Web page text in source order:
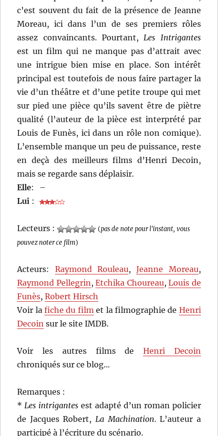
c’est souvent du fait de la présence de Jeanne
Moreau, ici dans l’un de ses premiers rôles
assez convaincants. Pourtant,Les Intrigantes
est un film qui ne manque pas d’attrait avec
une intrigue bien mise en place. Son intérêt
principal est toutefois de nous faire partager la
vie d’un théâtre et d’une petite troupe qui met
sur pied une pièce qu’ils savent être de piètre
qualité (l’auteur de la pièce est interprété par
Louis de Funès, ici dans un rôle non comique).
L’ensemble manque un peu de puissance, reste
en deçà des meilleurs films d’Henri Decoin,
mais se regarde sans déplaisir.
Elle:
–
Lui :
Lecteurs : (pas de note pour l'instant, vous
pouvez noter ce film)
Acteurs: Raymond Rouleau,Jeanne Moreau,
Raymond Pellegrin,Etchika Choureau,Louis de
Funès,Robert Hirsch
Voir lafiche du filmet la filmographie de Henri
Decoin sur le site IMDB.
Voir les autres films de Henri Decoin
chroniqués sur ce blog…
Remarques :
*Les intrigantes est adapté d’un roman policier
de Jacques Robert, La Machination. L’auteur a
participé à l’écriture du scénario.